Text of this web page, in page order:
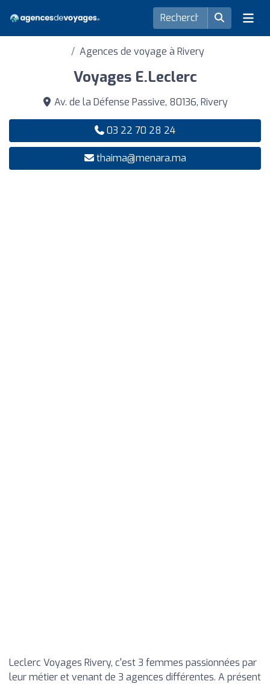
Agences de voyage à Rivery
Voyages E.Leclerc
Av. de la Défense Passive, 80136, Rivery
03 22 70 28 24
thaima@menara.ma
Leclerc Voyages Rivery, c'est 3 femmes passionnées par
leur métier et venant de 3 agences différentes. A présent